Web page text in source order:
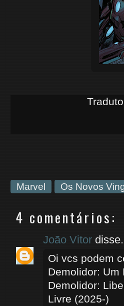
Marvel Os Novos
4 comentários:
João Vitor
Oi vcs podem
Demolidor: Um
Demolidor:
Livre (2025-)